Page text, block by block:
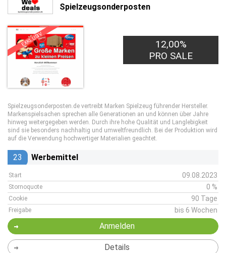
Spielzeugsonderposten
EXKLUSIV
12,00%
PRO SALE
Spielzeugsonderposten.de vertreibt Marken Spielzeug führender Hersteller.
Markenspielsachen sprechen alle Generationen an und können über Jahre
hinweg weitergegeben werden. Durch ihre hohe Qualität und Langlebigkeit
sind sie besonders nachhaltig und umweltfreundlich. Bei der Produktion wird
auf die Verwendung hochwertiger Materialien geachtet.
23 Werbemittel
Start 09.08.2023
Stornoquote 0 %
Cookie 90 Tage
Freigabe bis 6 Wochen
Anmelden
Details